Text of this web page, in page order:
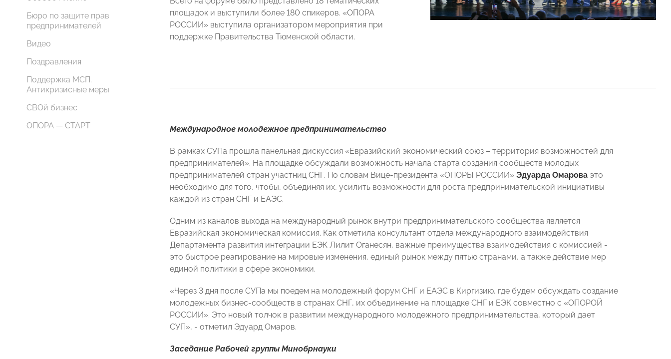
Бюро по защите прав
предпринимателей
Видео
Поздравления
Поддержка МСП.
Антикризисные меры
СВОй бизнес
ОПОРА — СТАРТ
площадок и выступили более 180 спикеров. «ОПОРА
РОССИИ» выступила организатором мероприятия при
поддержке Правительства Тюменской области.
Международное молодежное предпринимательство
В рамках СУПа прошла панельная дискуссия «Евразийский экономический союз – территория возможностей для
предпринимателей». На площадке обсуждали возможность начала старта создания сообществ молодых
предпринимателей стран участниц СНГ. По словам Вице-президента «ОПОРЫ РОССИИ» Эдуарда Омарова это
необходимо для того, чтобы, объединяя их, усилить возможности для роста предпринимательской инициативы
каждой из стран СНГ и ЕАЭС.
Одним из каналов выхода на международный рынок внутри предпринимательского сообщества является
Евразийская экономическая комиссия. Как отметила консультант отдела международного взаимодействия
Департамента развития интеграции ЕЭК Лилит Оганесян, важные преимущества взаимодействия с комиссией -
это быстрое реагирование на мировые изменения, единый рынок между пятью странами, а также действие мер
единой политики в сфере экономики.
«Через 3 дня после СУПа мы поедем на молодежный форум СНГ и ЕАЭС в Киргизию, где будем обсуждать создание
молодежных бизнес-сообществ в странах СНГ, их объединение на площадке СНГ и ЕЭК совместно с «ОПОРОЙ
РОССИИ». Это новый толчок в развитии международного молодежного предпринимательства, который дает
СУП», - отметил Эдуард Омаров.
Заседание Рабочей группы Минобрнауки